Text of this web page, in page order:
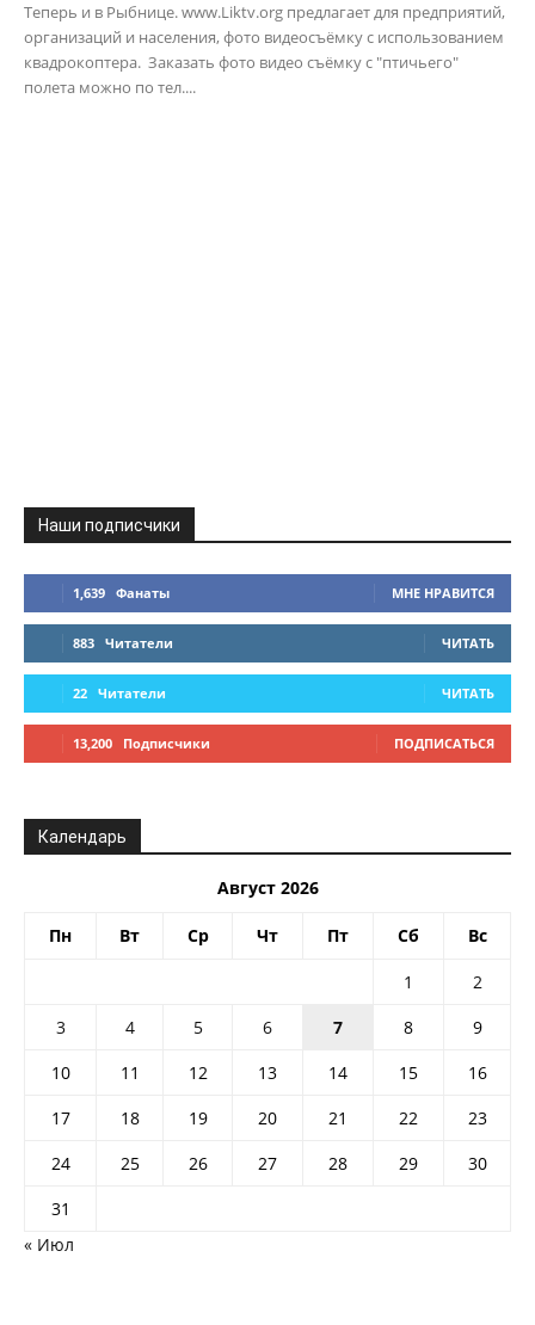
Теперь и в Рыбнице. www.Liktv.org предлагает для предприятий,
организаций и населения, фото видеосъёмку с использованием
квадрокоптера. Заказать фото видео съёмку с "птичьего"
полета можно по тел....
Наши подписчики
1,639 Фанаты МНЕ НРАВИТСЯ
883 Читатели ЧИТАТЬ
22 Читатели ЧИТАТЬ
13,200 Подписчики ПОДПИСАТЬСЯ
Календарь
Август 2026
Пн Вт Ср Чт Пт Сб Вс
1
2
3
4 5 6 7 8
9
10
11 12 13 14 15
16
17
18 19 20 21 22
23
24
25 26 27 28 29
30
31
« Июл